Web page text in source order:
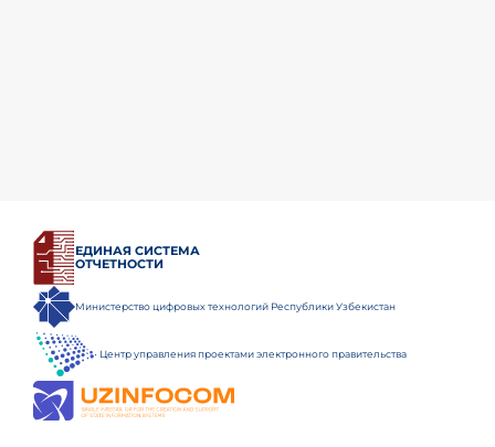
ЕДИНАЯ СИСТЕМА
ОТЧЕТНОСТИ
Министерство цифровых технологий Республики Узбекистан
Центр управления проектами электронного правительства